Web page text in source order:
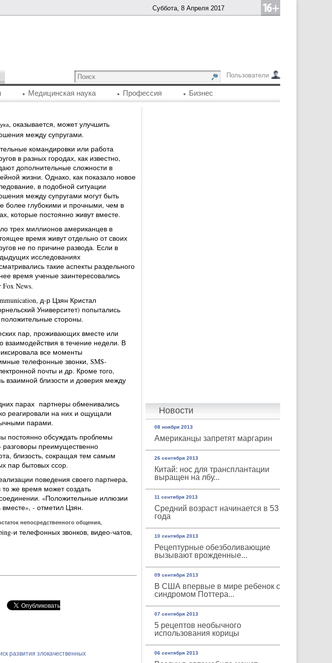
Суббота, 8 Апреля 2017
Пользователи
Медицинская наука Профессия Бизнес
Новости
08 ноября 2013
Американцы запретят маргарин
26 сентября 2013
Китай: нос для трансплантации
выращен на лбу...
11 сентября 2013
Средний возраст начинается в 53
года
10 сентября 2013
Рецептурные обезболивающие
вызывают врожденные...
09 сентября 2013
В США впервые в мире ребенок с
синдромом Поттера...
07 сентября 2013
5 рецептов необычного
использования корицы
06 сентября 2013
, оказывается, может улучшить
между супругами.
командировки или работа
в разных городах, как известно,
дополнительные сложности в
жизни. Однако, как показало новое
в подобной ситуации
между супругами могут быть
более глубокими и прочными, чем в
которые постоянно живут вместе.
трех миллионов американцев в
время живут отдельно от своих
не по причине развода. Если в
исследованиях
такие аспекты раздельного
время ученые заинтересовались
News.
д-р Цзян Кристал
Университет) попытались
стороны.
пар, проживающих вместе или
взаимодействия в течение недели. В
все моменты
телефонные звонки, SMS-
почты и др. Кроме того,
взаимной близости и доверия между
парах партнеры обменивались
реагировали на них и ощущали
парами.
постоянно обсуждать проблемы
разговоры преимущественно
близость, сокращая тем самым
пар бытовых ссор.
поведения своего партнера,
же время может создать
«Положительные иллюзии
- отметил Цзян.
непосредственного общения,
и телефонных звонков, видео-чатов,
развития злокачественных